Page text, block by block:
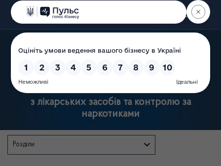
Пошук
Державна служба України
з лікарських засобів та контролю за
наркотиками
Розділи